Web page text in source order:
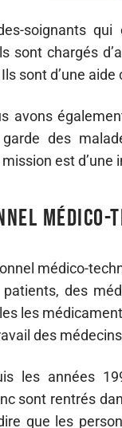
soignants
sont chargés
sont d’une
avons
des
est d’une
médico-
médico-
des
les
des
les années
sont rentrés
que les